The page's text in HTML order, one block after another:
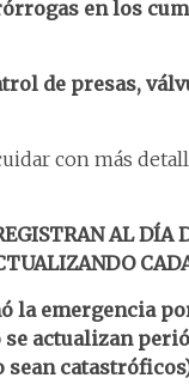
en los
de presas,
con más
AL DÍA
la emergencia
actualizan
sean